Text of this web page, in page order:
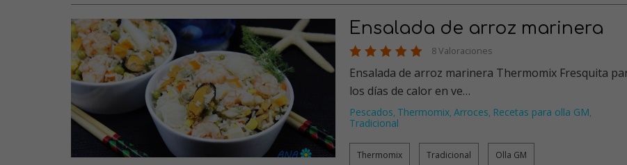
Ensalada de arroz marinera
8 Valoraciones
Ensalada de arroz marinera Thermomix Fresquita
los días de calor en ve…
Pescados, Thermomix, Arroces, Recetas para olla GM,
Tradicional
Thermomix Tradicional Olla GM